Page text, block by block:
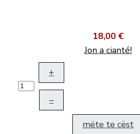
18,00 €
Jon a cianté!
+
–
mëte te cëst